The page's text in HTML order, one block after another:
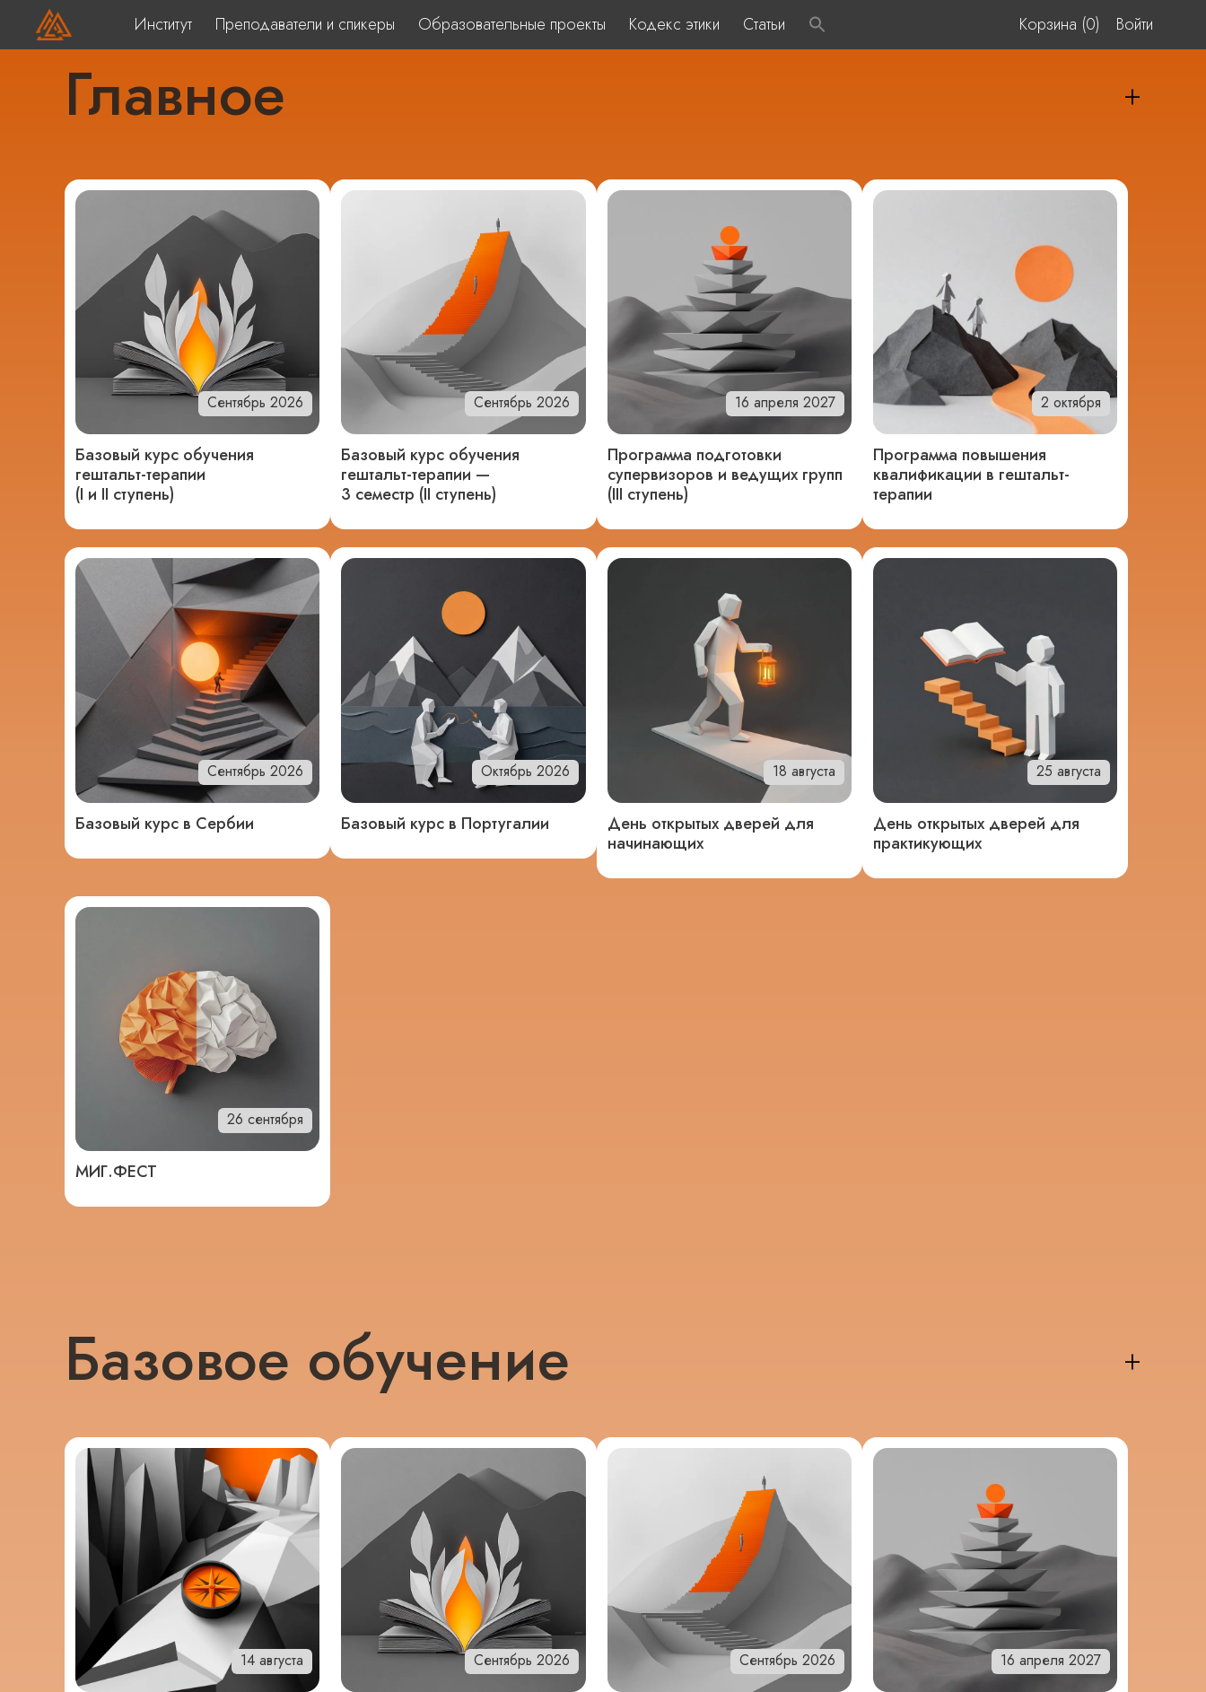
Институт Преподаватели и спикеры Образовательные проекты Кодекс этики Статьи Корзина (0) Войти
Главное
Сентябрь 2026
Базовый курс обучения
гештальт-терапии
(I и II ступень)
Сентябрь 2026
Базовый курс обучения
гештальт-терапии —
3 семестр (II ступень)
16 апреля 2027
Программа подготовки
супервизоров и ведущих групп
(III ступень)
2 октября
Программа повышения
квалификации в гештальт-
терапии
Сентябрь 2026
Базовый курс в Сербии
Октябрь 2026
Базовый курс в Португалии
18 августа
День открытых дверей для
начинающих
25 августа
День открытых дверей для
практикующих
26 сентября
МИГ.ФЕСТ
Базовое обучение
14 августа Сентябрь 2026 Сентябрь 2026 16 апреля 2027